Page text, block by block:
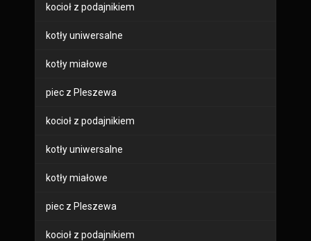
kocioł z podajnikiem
kotły uniwersalne
kotły miałowe
piec z Pleszewa
kocioł z podajnikiem
kotły uniwersalne
kotły miałowe
piec z Pleszewa
kocioł z podajnikiem